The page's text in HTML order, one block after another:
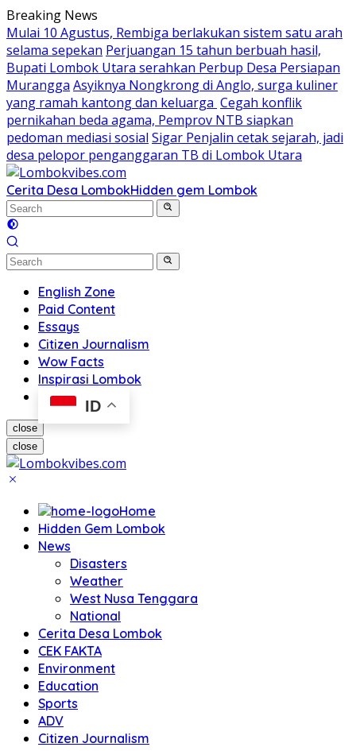
Skip
to
content
Breaking News
Mulai 10 Agustus, Rembiga berlakukan sistem satu arah
selama sepekan Perjuangan 15 tahun berbuah hasil,
Bupati Lombok Utara serahkan Perbup Desa Persiapan
Murangga Asyiknya Nongkrong di Anglo, surga kuliner
yang ramah kantong dan keluarga Cegah konflik
pernikahan beda agama, Pemprov NTB siapkan
pedoman mediasi sosial Sigar Penjalin cetak sejarah, jadi
desa pelopor penganggaran TB di Lombok Utara
Cerita Desa LombokHidden gem Lombok
English Zone
Paid Content
Essays
Citizen Journalism
Wow Facts
Inspirasi Lombok
ID
close
close
Home
Hidden Gem Lombok
News
Disasters
Weather
West Nusa Tenggara
National
Cerita Desa Lombok
CEK FAKTA
Environment
Education
Sports
ADV
Citizen Journalism